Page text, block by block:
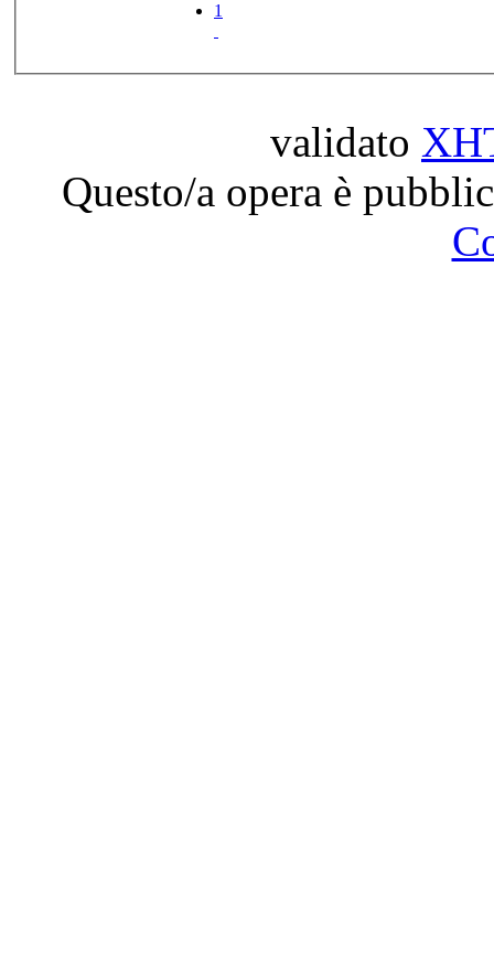
1
validato
Questo/a opera è